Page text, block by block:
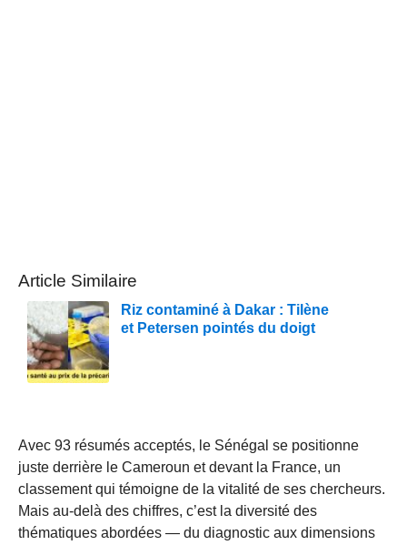
Article Similaire
Riz contaminé à Dakar : Tilène
et Petersen pointés du doigt
Avec 93 résumés acceptés, le Sénégal se positionne
juste derrière le Cameroun et devant la France, un
classement qui témoigne de la vitalité de ses chercheurs.
Mais au-delà des chiffres, c’est la diversité des
thématiques abordées — du diagnostic aux dimensions